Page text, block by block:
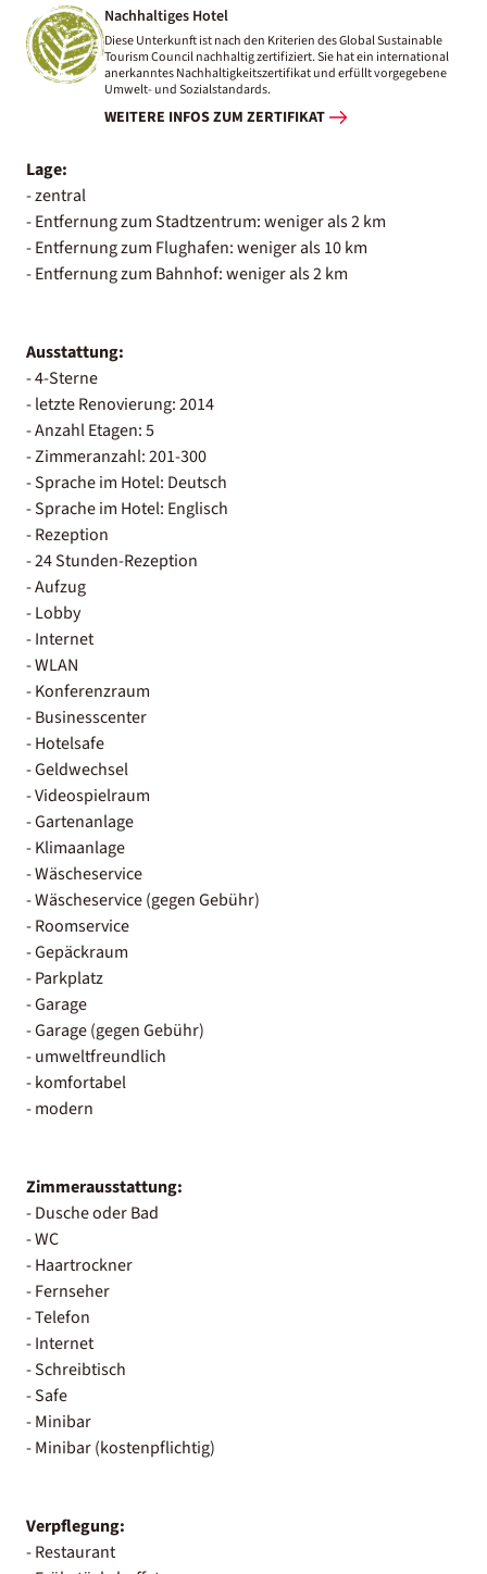
Nachhaltiges Hotel
Diese Unterkunft ist nach den Kriterien des Global Sustainable
Tourism Council nachhaltig zertifiziert. Sie hat ein international
anerkanntes Nachhaltigkeitszertifikat und erfüllt vorgegebene
Umwelt- und Sozialstandards.
WEITERE INFOS ZUM ZERTIFIKAT
Lage:
- zentral
- Entfernung zum Stadtzentrum: weniger als 2 km
- Entfernung zum Flughafen: weniger als 10 km
- Entfernung zum Bahnhof: weniger als 2 km
Ausstattung:
- 4-Sterne
- letzte Renovierung: 2014
- Anzahl Etagen: 5
- Zimmeranzahl: 201-300
- Sprache im Hotel: Deutsch
- Sprache im Hotel: Englisch
- Rezeption
- 24 Stunden-Rezeption
- Aufzug
- Lobby
- Internet
- WLAN
- Konferenzraum
- Businesscenter
- Hotelsafe
- Geldwechsel
- Videospielraum
- Gartenanlage
- Klimaanlage
- Wäscheservice
- Wäscheservice (gegen Gebühr)
- Roomservice
- Gepäckraum
- Parkplatz
- Garage
- Garage (gegen Gebühr)
- umweltfreundlich
- komfortabel
- modern
Zimmerausstattung:
- Dusche oder Bad
- WC
- Haartrockner
- Fernseher
- Telefon
- Internet
- Schreibtisch
- Safe
- Minibar
- Minibar (kostenpflichtig)
Verpflegung:
- Restaurant